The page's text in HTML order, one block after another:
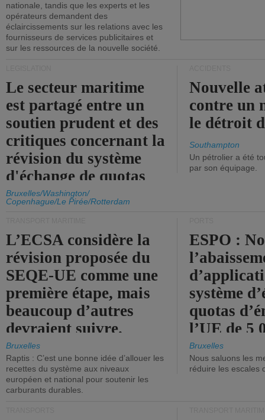
nationale, tandis que les experts et les
opérateurs demandent des
éclaircissements sur les relations avec les
fournisseurs de services publicitaires et
sur les ressources de la nouvelle société.
Le secteur maritime
est partagé entre un
soutien prudent et des
critiques concernant la
révision du système
d'échange de quotas
d'émission de l'UE.
Bruxelles/Washington/
Copenhague/Le Pirée/Rotterdam
Nouvelle
contre un
le détroit
Southampton
Un pétrolier a été
par son équipage.
L’ECSA considère la
révision proposée du
SEQE-UE comme une
première étape, mais
beaucoup d’autres
devraient suivre.
Bruxelles
Raptis : C’est une bonne idée d’allouer les
recettes du système aux niveaux
européen et national pour soutenir les
carburants durables.
ESPO :
système
quotas
l’UE de 5
tonneaux
brute.
Bruxelles
Nous saluons les
réduire les escales